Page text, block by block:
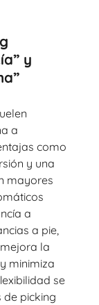
y
a
como
y una
mayores
a
a pie,
la
minimiza
se
de picking